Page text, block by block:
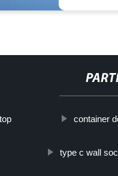
container
type c wall